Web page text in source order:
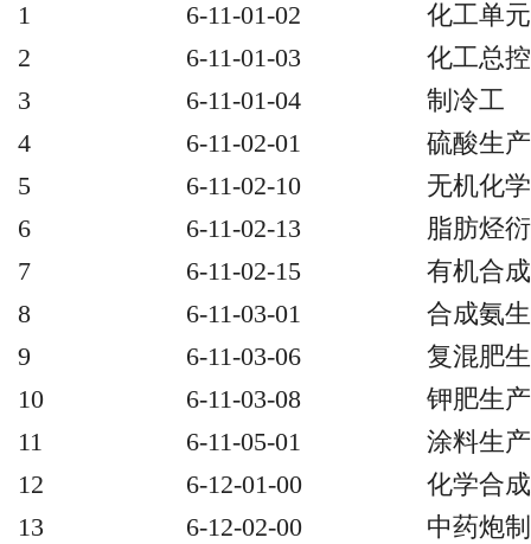
1
6-11-01-02
化工单
2
6-11-01-03
化工总
3
6-11-01-04
制冷工
4
6-11-02-01
硫酸生
5
6-11-02-10
无机化
6
6-11-02-13
脂肪烃
7
6-11-02-15
有机合
8
6-11-03-01
合成氨
9
6-11-03-06
复混肥
10
6-11-03-08
钾肥生
11
6-11-05-01
涂料生
12
6-12-01-00
化学合
13
6-12-02-00
中药炮